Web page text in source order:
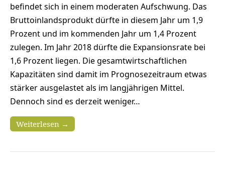
befindet sich in einem moderaten Aufschwung. Das
Bruttoinlandsprodukt dürfte in diesem Jahr um 1,9
Prozent und im kommenden Jahr um 1,4 Prozent
zulegen. Im Jahr 2018 dürfte die Expansionsrate bei
1,6 Prozent liegen. Die gesamtwirtschaftlichen
Kapazitäten sind damit im Prognosezeitraum etwas
stärker ausgelastet als im langjährigen Mittel.
Dennoch sind es derzeit weniger…
Weiterlesen →